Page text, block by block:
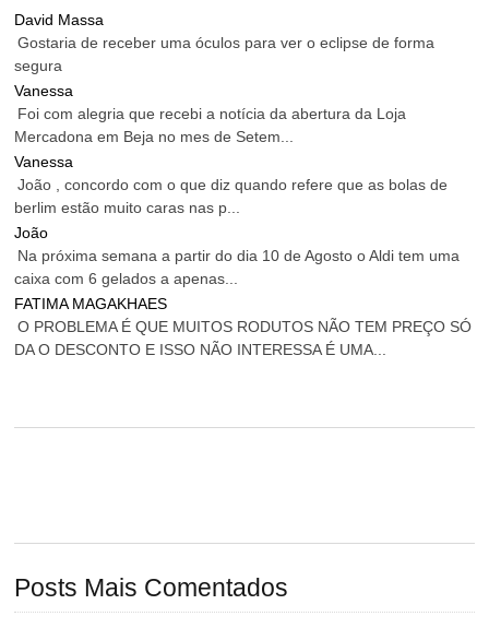
David Massa
Gostaria de receber uma óculos para ver o eclipse de forma
segura
Vanessa
Foi com alegria que recebi a notícia da abertura da Loja
Mercadona em Beja no mes de Setem...
Vanessa
João , concordo com o que diz quando refere que as bolas de
berlim estão muito caras nas p...
João
Na próxima semana a partir do dia 10 de Agosto o Aldi tem uma
caixa com 6 gelados a apenas...
FATIMA MAGAKHAES
O PROBLEMA É QUE MUITOS RODUTOS NÃO TEM PREÇO SÓ
DA O DESCONTO E ISSO NÃO INTERESSA É UMA...
Posts Mais Comentados